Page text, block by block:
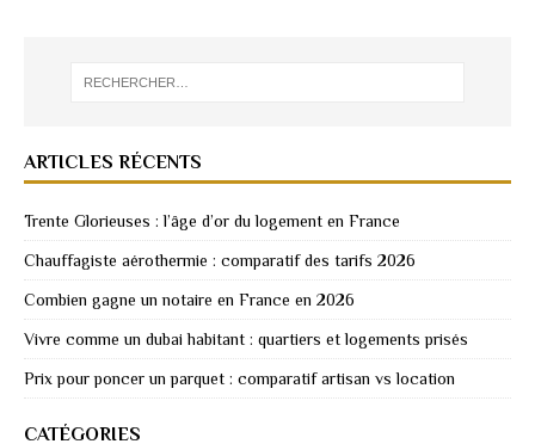
ARTICLES RÉCENTS
Trente Glorieuses : l’âge d’or du logement en France
Chauffagiste aérothermie : comparatif des tarifs 2026
Combien gagne un notaire en France en 2026
Vivre comme un dubai habitant : quartiers et logements prisés
Prix pour poncer un parquet : comparatif artisan vs location
CATÉGORIES